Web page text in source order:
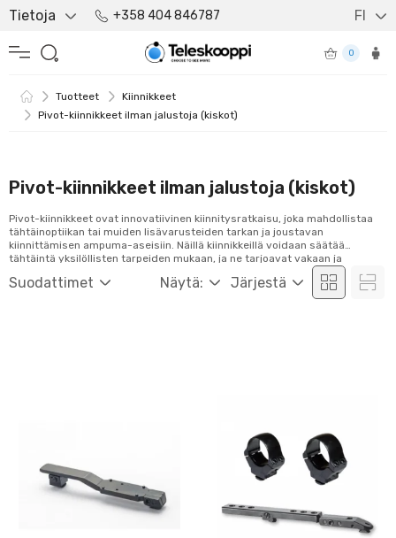
Tietoja +358 404 846787 FI
0
Tuotteet
Kiinnikkeet
Pivot-kiinnikkeet ilman jalustoja (kiskot)
Pivot-kiinnikkeet ilman jalustoja (kiskot)
Suodattimet Näytä: Järjestä
Pivot-kiinnikkeet ovat innovatiivinen kiinnitysratkaisu, joka mahdollistaa
tähtäinoptiikan tai muiden lisävarusteiden tarkan ja joustavan
kiinnittämisen ampuma-aseisiin. Näillä kiinnikkeillä voidaan säätää
tähtäintä yksilöllisten tarpeiden mukaan, ja ne tarjoavat vakaan ja
luotettavan kiinnityksen ammunnan aikana. Ihanteellinen ratkaisu niille,
jotka etsivät korkeaa tarkkuutta ja mukavuutta ammunnassa. Tutustu